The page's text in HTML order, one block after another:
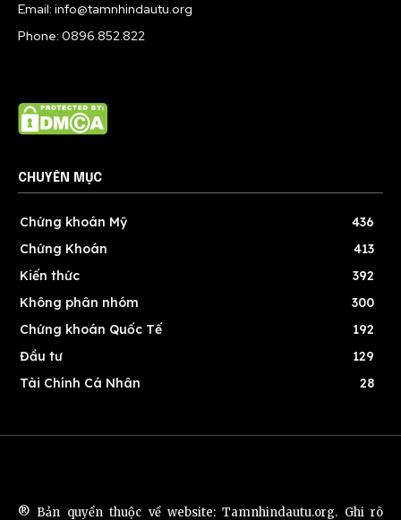
Email: info@tamnhindautu.org
Phone: 0896.852.822
CHUYÊN MỤC
Chứng khoán Mỹ
436
Chứng Khoán
413
Kiến thức
392
Không phân nhóm
300
Chứng khoán Quốc Tế
192
Đầu tư
129
Tài Chính Cá Nhân
28
® Bản quyền thuộc về website: Tamnhindautu.org. Ghi rõ